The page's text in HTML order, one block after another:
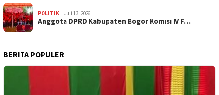
POLITIK Juli 13, 2026
Anggota DPRD Kabupaten Bogor Komisi IV F…
BERITA POPULER